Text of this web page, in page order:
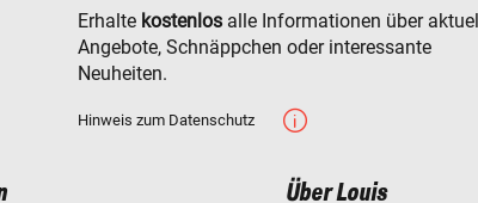
Erhalte kostenlos alle Informationen über
Angebote, Schnäppchen oder interessante
Neuheiten.
Hinweis zum Datenschutz
Über Louis